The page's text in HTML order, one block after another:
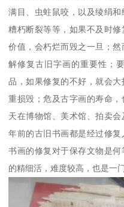
满目、虫蛀鼠咬，以及绫绢和
糟朽断裂等等，如果不及时
价值，会朽烂而毁之一旦；
解修复古旧字画的重要性；
品，如果修复的不好，就会
重损毁；危及古字画的寿命
天在博物馆、美术馆、拍卖
年前的古旧书画都是经过修
书画的修复对于保存文物是
的精细活，难度较高，也是一